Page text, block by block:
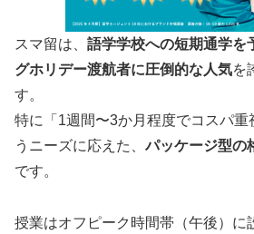
スマ留は、 語学学校への短期通学を
グホリデー渡航者に圧倒的な人気を
す。
特に「1週間〜3か月程度でコスパ重
うニーズに応えた、パッケージ型の
です。
授業はオフピーク時間帯（午後）に